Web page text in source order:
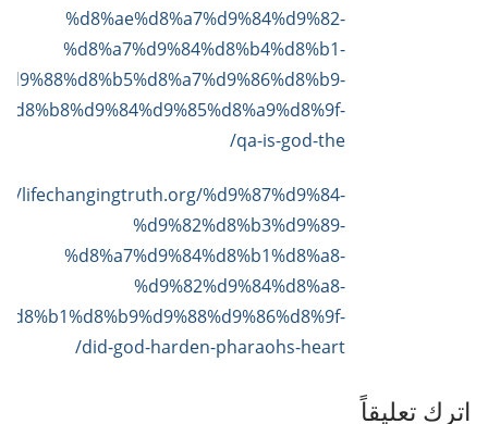
%d8%ae%d8%a7%d9%84%d9%82-
%d8%a7%d9%84%d8%b4%d8%b1-
qa-is-god-the/
lifechangingtruth.org/%d9%87%d9%84-
%d9%82%d8%b3%d9%89-
%d8%a7%d9%84%d8%b1%d8%a8-
%d9%82%d9%84%d8%a8-
did-god-harden-pharaohs-heart/
اترك تعليقاً